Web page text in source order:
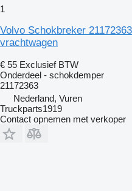
1
Volvo Schokbreker
vrachtwagen
€ 55 Exclusief BTW
Onderdeel - schokdemper
21172363
Nederland, Vuren
Truckparts1919
Contact opnemen met verkoper